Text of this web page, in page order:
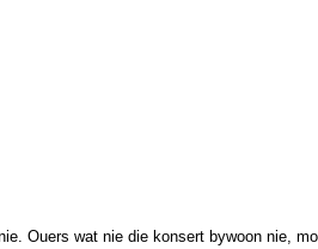
Ouers wat nie die konsert bywoon nie,